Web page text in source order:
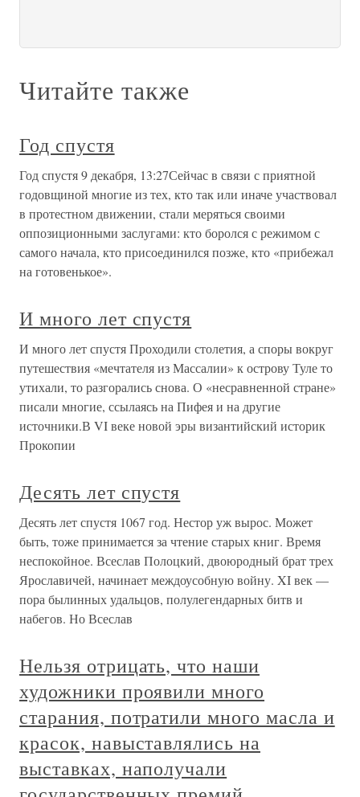
Читайте также
Год спустя
Год спустя 9 декабря, 13:27Сейчас в связи с приятной
годовщиной многие из тех, кто так или иначе участвовал
в протестном движении, стали меряться своими
оппозиционными заслугами: кто боролся с режимом с
самого начала, кто присоединился позже, кто «прибежал
на готовенькое».
И много лет спустя
И много лет спустя Проходили столетия, а споры вокруг
путешествия «мечтателя из Массалии» к острову Туле то
утихали, то разгорались снова. О «несравненной стране»
писали многие, ссылаясь на Пифея и на другие
источники.В VI веке новой эры византийский историк
Прокопии
Десять лет спустя
Десять лет спустя 1067 год. Нестор уж вырос. Может
быть, тоже принимается за чтение старых книг. Время
неспокойное. Всеслав Полоцкий, двоюродный брат трех
Ярославичей, начинает междоусобную войну. XI век —
пора былинных удальцов, полулегендарных битв и
набегов. Но Всеслав
Нельзя отрицать, что наши
художники проявили много
старания, потратили много масла и
красок, навыставлялись на
выставках, наполучали